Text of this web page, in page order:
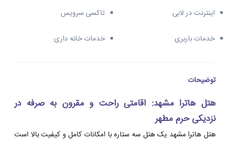
اینترنت در لابی تاکسی سرویس
خدمات باربری خدمات خانه داری
توضیحات
هتل هاترا مشهد: اقامتی راحت و مقرون به صرفه در
نزدیکی حرم مطهر
هتل هاترا مشهد یک هتل سه ستاره با امکانات کامل و کیفیت بالا است